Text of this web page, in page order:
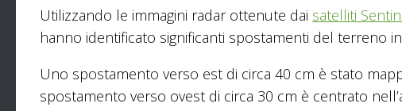
Utilizzando le immagini radar ottenute dai satelliti
hanno identificato significanti spostamenti del terreno
Uno spostamento verso est di circa 40 cm è stato
spostamento verso ovest di circa 30 cm è centrato